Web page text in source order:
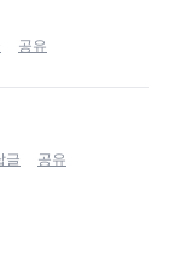
공유
글 공유